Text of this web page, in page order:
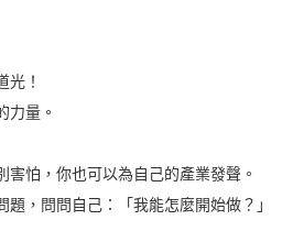
光！
力量。
怕，你也可以為自己的產業發聲。
，問問自己：「我能怎麼開始做？」